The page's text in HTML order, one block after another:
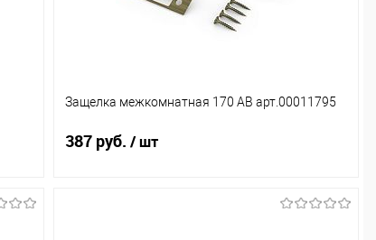
Защелка межкомнатная 170 АВ арт.00011795
387 руб. / шт